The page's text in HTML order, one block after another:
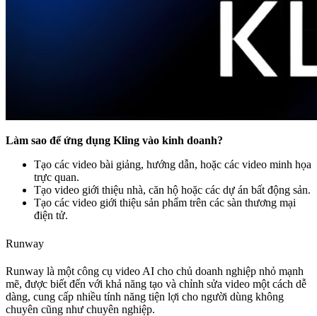
Làm sao để ứng dụng Kling vào kinh doanh?
Tạo các video bài giảng, hướng dẫn, hoặc các video minh họa
trực quan.
Tạo video giới thiệu nhà, căn hộ hoặc các dự án bất động sản.
Tạo các video giới thiệu sản phẩm trên các sàn thương mại
điện tử.
Runway
Runway là một công cụ video AI cho chủ doanh nghiệp nhỏ mạnh
mẽ, được biết đến với khả năng tạo và chỉnh sửa video một cách dễ
dàng, cung cấp nhiều tính năng tiện lợi cho người dùng không
chuyên cũng như chuyên nghiệp.